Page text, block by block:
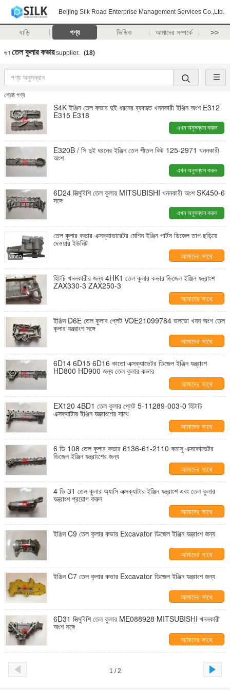
Beijing Silk Road Enterprise Management Services Co.,Ltd.
বাড়ি পণ্য ভিডিও আমাদের সম্পর্কে >>
গুণ তেল কুলার কভারsupplier. (18)
শ্রেষ্ঠ পণ্য
S4K ইঞ্জিন তেল কভার দুই ধরনের ব্যবহৃত খননকারী ইঞ্জিন অংশ E312
E315 E318
এখন অনুসন্ধান করুন
E320B / সি দুই ধরনের ইঞ্জিন তেল শীতল কিট 125-2971 খননকারী
অংশ
এখন অনুসন্ধান করুন
6D24 মিত্সুবিশি তেল কুলার MITSUBISHI খননকারী অংশ SK450-6
সঙ্গে
এখন অনুসন্ধান করুন
তেল কুলার কভার এক্সক্যাভারেটর মেশিন ইঞ্জিন পার্টস ডিজেল তাপ ছড়িয়ে
দেওয়ার ইউনিট
আমাদের সাথে
যোগাযোগ করুন
হিটচি খননকারীর জন্য 4HK1 তেল কুলার কভার ডিজেল ইঞ্জিন যন্ত্রাংশ
ZAX330-3 ZAX250-3
আমাদের সাথে
যোগাযোগ করুন
ইঞ্জিন D6E তেল কুলার প্লেট VOE21099784 ভলভো খনন অংশ তেল
কুলার যন্ত্রাংশ সঙ্গে
আমাদের সাথে
যোগাযোগ করুন
6D14 6D15 6D16 কাতো এক্সক্যাভেটর ডিজেল ইঞ্জিন যন্ত্রাংশ
HD800 HD900 জন্য তেল কুলার কভার
আমাদের সাথে
যোগাযোগ করুন
EX120 4BD1 তেল কুলার প্লেট 5-11289-003-0 হিটাচি
এক্সক্যাটার ইঞ্জিন যন্ত্রাংশের সাথে
আমাদের সাথে
যোগাযোগ করুন
6 ডি 108 তেল কুলার কভার 6136-61-2110 কমাসু এক্সকোভেটর
ডিজেল ইঞ্জিন যন্ত্রাংশের জন্য
আমাদের সাথে
যোগাযোগ করুন
4 ডি 31 তেল কুলার অ্যাসি এক্সক্যাটার ইঞ্জিন যন্ত্রাংশ এবং তেল কুলার
যন্ত্রাংশ প্রয়োগ করুন
আমাদের সাথে
যোগাযোগ করুন
ইঞ্জিন C9 তেল কুলার কভার Excavator ডিজেল ইঞ্জিন যন্ত্রাংশ জন্য
আমাদের সাথে
যোগাযোগ করুন
ইঞ্জিন C7 তেল কুলার কভার Excavator ডিজেল ইঞ্জিন যন্ত্রাংশ জন্য
আমাদের সাথে
যোগাযোগ করুন
6D31 মিত্সুবিশি তেল কুলার ME088928 MITSUBISHI খননকারী
অংশ সঙ্গে
আমাদের সাথে
যোগাযোগ করুন
1 / 2